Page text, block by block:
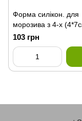
Форма силікон. для
морозива з 4-х
12*21см VT6-
103 грн